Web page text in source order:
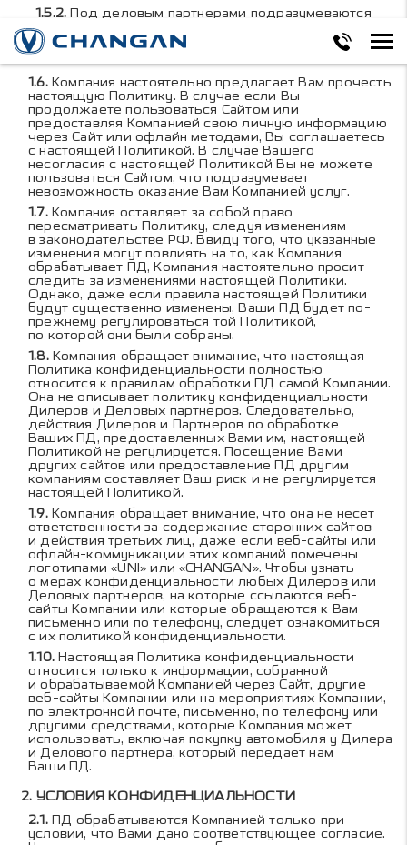
Под деловым партнерами подразумеваются
независимые компании, с которыми Компания
сотрудничает, чтобы обеспечить, предоставить или
предложить Вам другие услуги и продукты.
Компания настоятельно предлагает Вам прочесть
настоящую Политику. В случае если Вы
продолжаете пользоваться Сайтом или
предоставляя Компанией свою личную информацию
через Сайт или офлайн методами, Вы соглашаетесь
с настоящей Политикой. В случае Вашего
несогласия с настоящей Политикой Вы не можете
пользоваться Сайтом, что подразумевает
невозможность оказание Вам Компанией услуг.
Компания оставляет за собой право
пересматривать Политику, следуя изменениям
в законодательстве РФ. Ввиду того, что указанные
изменения могут повлиять на то, как Компания
обрабатывает ПД, Компания настоятельно просит
следить за изменениями настоящей Политики.
Однако, даже если правила настоящей Политики
будут существенно изменены, Ваши ПД будет по-
прежнему регулироваться той Политикой,
по которой они были собраны.
Компания обращает внимание, что настоящая
Политика конфиденциальности полностью
относится к правилам обработки ПД самой Компании.
Она не описывает политику конфиденциальности
Дилеров и Деловых партнеров. Следовательно,
действия Дилеров и Партнеров по обработке
Ваших ПД, предоставленных Вами им, настоящей
Политикой не регулируется. Посещение Вами
других сайтов или предоставление ПД другим
компаниям составляет Ваш риск и не регулируется
настоящей Политикой.
Компания обращает внимание, что она не несет
ответственности за содержание сторонних сайтов
и действия третьих лиц, даже если веб-сайты или
офлайн-коммуникации этих компаний помечены
логотипами «UNI» или «CHANGAN». Чтобы узнать
о мерах конфиденциальности любых Дилеров или
Деловых партнеров, на которые ссылаются веб-
сайты Компании или которые обращаются к Вам
письменно или по телефону, следует ознакомиться
с их политикой конфиденциальности.
Настоящая Политика конфиденциальности
относится только к информации, собранной
и обрабатываемой Компанией через Сайт, другие
веб-сайты Компании или на мероприятиях Компании,
по электронной почте, письменно, по телефону или
другими средствами, которые Компания может
использовать, включая покупку автомобиля у Дилера
и Делового партнера, который передает нам
Ваши ПД.
УСЛОВИЯ КОНФИДЕНЦИАЛЬНОСТИ
ПД обрабатываются Компанией только при
условии, что Вами дано соответствующее согласие.